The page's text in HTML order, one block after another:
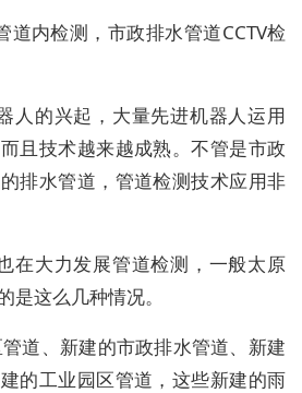
道内检测，市政排水管道CCTV检
人的兴起，大量先进机器人运用
且技术越来越成熟。不管是市政
排水管道，管道检测技术应用非
在大力发展管道检测，一般太原
是这么几种情况。
道、新建的市政排水管道、新建
的工业园区管道，这些新建的雨